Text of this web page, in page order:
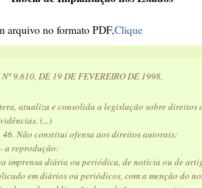
arquivo no formato PDF,Clique
9.610, DE 19 DE FEVEREIRO DE 1998.
atualiza e consolida a legislação sobre direitos
(...)
46. Não constitui ofensa aos direitos autorais:
a reprodução:
imprensa diária ou periódica, de notícia ou de
em diários ou periódicos, com a menção do